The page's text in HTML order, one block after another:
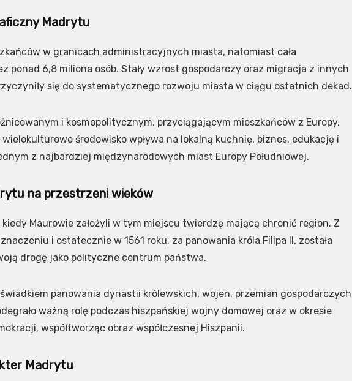
Madrytu
w granicach administracyjnych miasta, natomiast cała
ponad 6,8 miliona osób. Stały wzrost gospodarczy oraz migracja z innych
się do systematycznego rozwoju miasta w ciągu ostatnich dekad.
i kosmopolitycznym, przyciągającym mieszkańców z Europy,
środowisko wpływa na lokalną kuchnię, biznes, edukację i
z najbardziej międzynarodowych miast Europy Południowej.
na przestrzeni wieków
Maurowie założyli w tym miejscu twierdzę mającą chronić region. Z
i ostatecznie w 1561 roku, za panowania króla Filipa II, została
drogę jako polityczne centrum państwa.
panowania dynastii królewskich, wojen, przemian gospodarczych
ważną rolę podczas hiszpańskiej wojny domowej oraz w okresie
współtworząc obraz współczesnej Hiszpanii.
Madrytu